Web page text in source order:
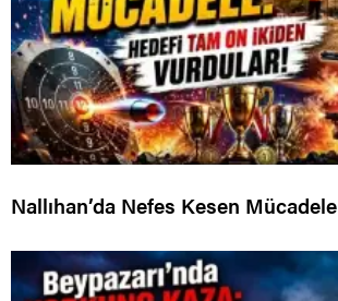
Nallıhan’da Nefes Kesen Mücadele